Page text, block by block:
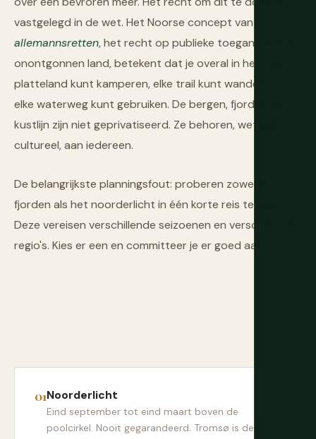
vastgelegd in de wet. Het Noorse concept van
allemannsretten, het recht op publieke toegang tot alle
onontgonnen land, betekent dat je overal in het open
platteland kunt kamperen, elke trail kunt wandelen en
elke waterweg kunt gebruiken. De bergen, fjorden en
kustlijn zijn niet geprivatiseerd. Ze behoren, wettelijk en
cultureel, aan iedereen.
De belangrijkste planningsfout: proberen zowel de
fjorden als het noorderlicht in één korte reis te zien.
Deze vereisen verschillende seizoenen en verschillende
regio's. Kies er een en committeer je er goed aan.
Noorderlicht
Eind september tot eind maart boven de
poolcirkel. Nooit gegarandeerd. Tromsø is de